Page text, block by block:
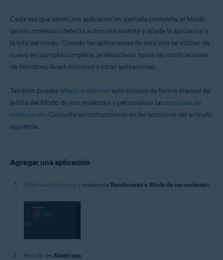
Cada vez que abres una aplicación en pantalla completa, el Modo
de «no molestar» detecta automáticamente y añade la aplicación a
la lista del modo. Cuando las aplicaciones de esta lista se utilizan de
nuevo en pantalla completa, se desactivan todas las notificaciones
de Windows, Avast Antivirus y otras aplicaciones.
También puedes añadir o eliminar aplicaciones de forma manual de
la lista del Modo de «no molestar» y personalizar las opciones de
notificación. Consulta las instrucciones en las secciones del artículo
siguiente.
Agregar una aplicación
Abre Avast Antivirus y selecciona Rendimiento ▸ Modo de «no molestar».
Haz clic en Añadir app.